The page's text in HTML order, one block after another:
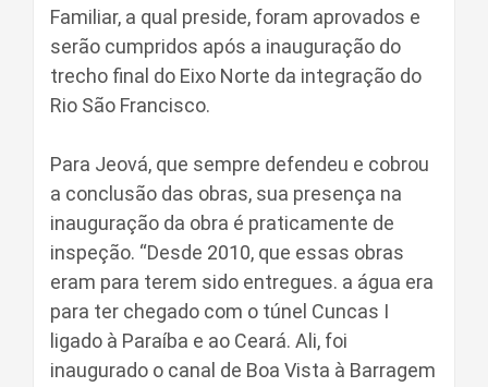
Familiar, a qual preside, foram aprovados e
serão cumpridos após a inauguração do
trecho final do Eixo Norte da integração do
Rio São Francisco.
Para Jeová, que sempre defendeu e cobrou
a conclusão das obras, sua presença na
inauguração da obra é praticamente de
inspeção. “Desde 2010, que essas obras
eram para terem sido entregues. a água era
para ter chegado com o túnel Cuncas I
ligado à Paraíba e ao Ceará. Ali, foi
inaugurado o canal de Boa Vista à Barragem